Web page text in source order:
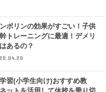
ンポリンの効果がすごい！子供
トレーニングに最適！デメリ
あるの？
習(小学生向け)おすすめ教